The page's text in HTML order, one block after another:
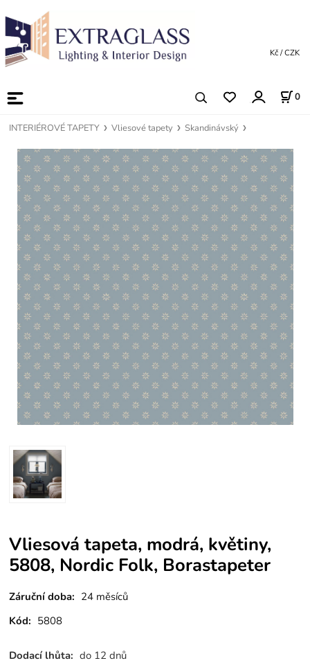
0
Kč / CZK
INTERIÉROVÉ TAPETY Vliesové tapety Skandinávský
Vliesová tapeta, modrá, květiny,
5808, Nordic Folk, Borastapeter
Záruční doba: 24 měsíců
Kód: 5808
Dodací lhůta: do 12 dnů